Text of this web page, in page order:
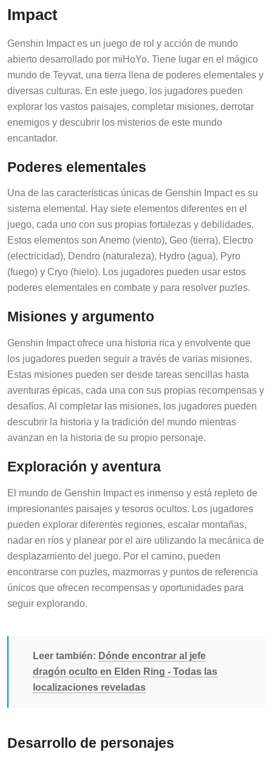
Impact
Genshin Impact es un juego de rol y acción de mundo
abierto desarrollado por miHoYo. Tiene lugar en el mágico
mundo de Teyvat, una tierra llena de poderes elementales y
diversas culturas. En este juego, los jugadores pueden
explorar los vastos paisajes, completar misiones, derrotar
enemigos y descubrir los misterios de este mundo
encantador.
Poderes elementales
Una de las características únicas de Genshin Impact es su
sistema elemental. Hay siete elementos diferentes en el
juego, cada uno con sus propias fortalezas y debilidades.
Estos elementos son Anemo (viento), Geo (tierra), Electro
(electricidad), Dendro (naturaleza), Hydro (agua), Pyro
(fuego) y Cryo (hielo). Los jugadores pueden usar estos
poderes elementales en combate y para resolver puzles.
Misiones y argumento
Genshin Impact ofrece una historia rica y envolvente que
los jugadores pueden seguir a través de varias misiones.
Estas misiones pueden ser desde tareas sencillas hasta
aventuras épicas, cada una con sus propias recompensas y
desafíos. Al completar las misiones, los jugadores pueden
descubrir la historia y la tradición del mundo mientras
avanzan en la historia de su propio personaje.
Exploración y aventura
El mundo de Genshin Impact es inmenso y está repleto de
impresionantes paisajes y tesoros ocultos. Los jugadores
pueden explorar diferentes regiones, escalar montañas,
nadar en ríos y planear por el aire utilizando la mecánica de
desplazamiento del juego. Por el camino, pueden
encontrarse con puzles, mazmorras y puntos de referencia
únicos que ofrecen recompensas y oportunidades para
seguir explorando.
Leer también: Dónde encontrar al jefe
dragón oculto en Elden Ring - Todas las
localizaciones reveladas
Desarrollo de personajes